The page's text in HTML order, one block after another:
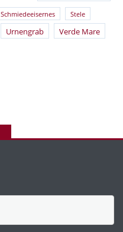
Schmiedeeisernes Stele
Urnengrab Verde Mare